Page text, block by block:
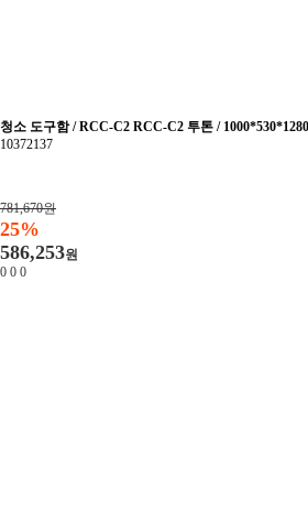
청소 도구함 / RCC-C2 RCC-C2 투톤 / 1000*530*1280
10372137
781,670원
25%
586,253원
0 0 0